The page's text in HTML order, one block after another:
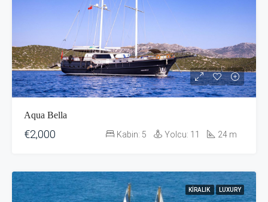
Aqua Bella
€2,000 Kabin: 5 Yolcu: 11 24 m
KIRALIK LUXURY